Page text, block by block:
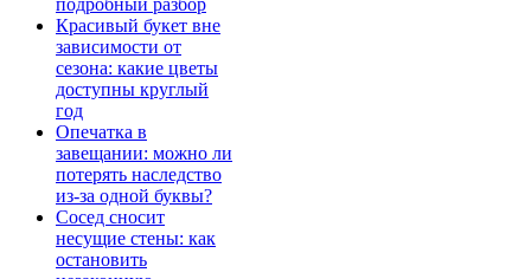
подробный разбор
Красивый букет вне
зависимости от
сезона: какие цветы
доступны круглый
год
Опечатка в
завещании: можно ли
потерять наследство
из-за одной буквы?
Сосед сносит
несущие стены: как
остановить